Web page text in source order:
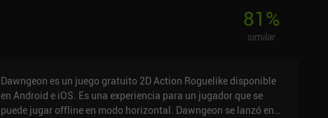
81%
similar
Dawngeon es un juego gratuito 2D Action Roguelike disponible
en Android e iOS. Es una experiencia para un jugador que se
puede jugar offline en modo horizontal. Dawngeon se lanzó en